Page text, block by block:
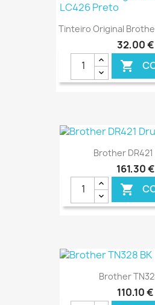
Tinteiro Original
32,00 €

Brother
161,30 €

Brother
110,10 €